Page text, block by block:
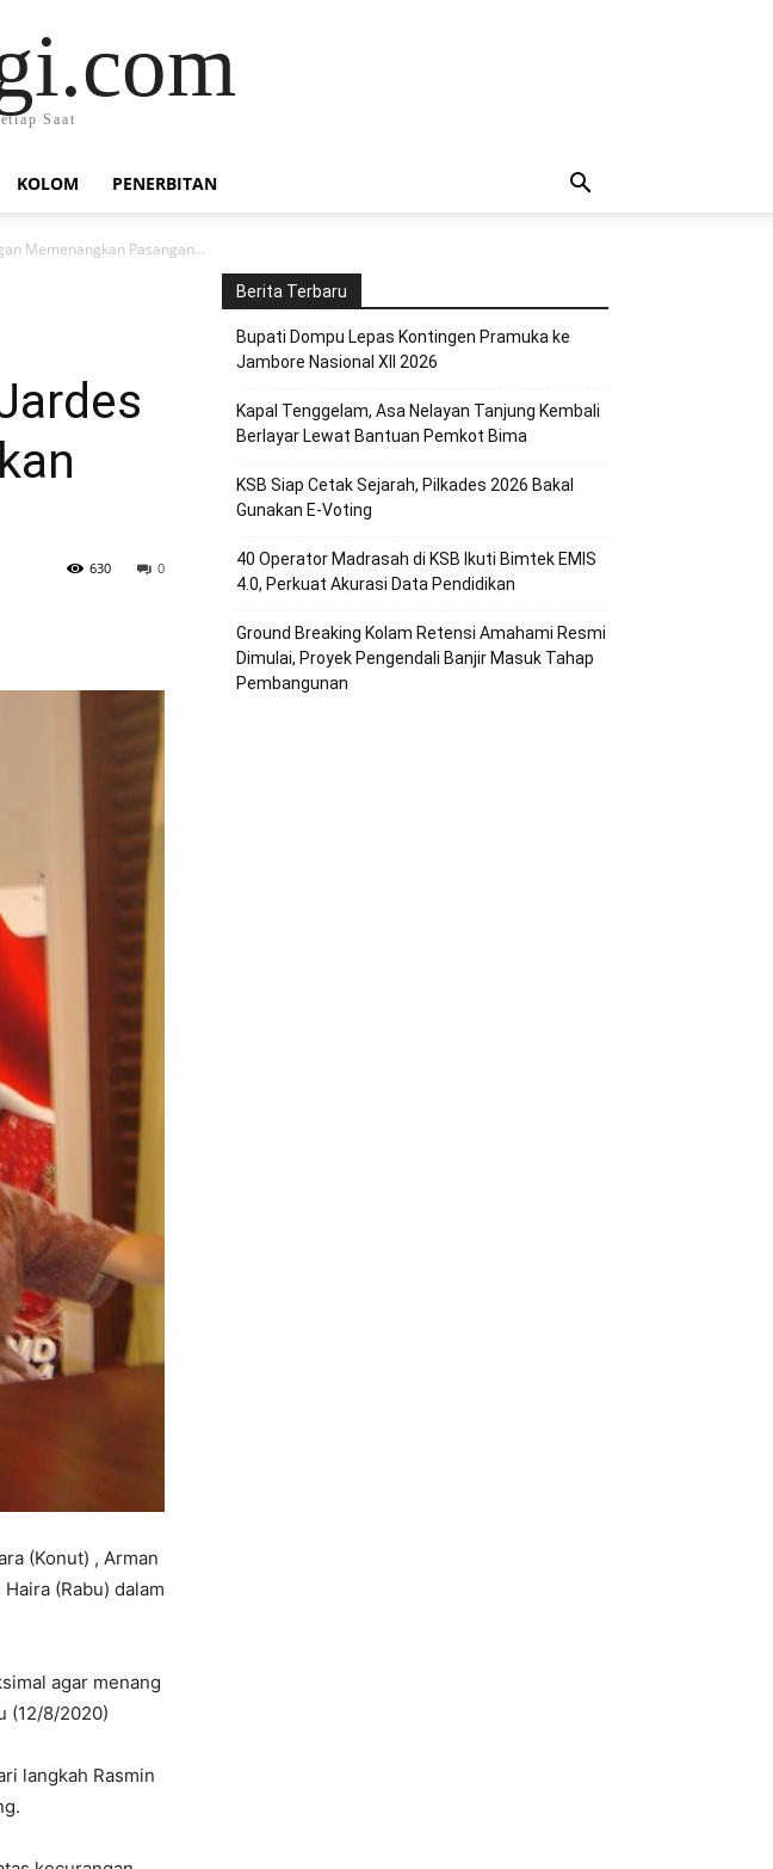
Saat
KOLOM PENERBITAN
Memenangkan Pasangan...
0
630
(Konut) , Arman
(Rabu) dalam
agar menang
(12/8/2020)
langkah Rasmin
Berita Terbaru
Bupati Dompu Lepas Kontingen Pramuka ke
Jambore Nasional XII 2026
Kapal Tenggelam, Asa Nelayan Tanjung Kembali
Berlayar Lewat Bantuan Pemkot Bima
KSB Siap Cetak Sejarah, Pilkades 2026 Bakal
Gunakan E-Voting
40 Operator Madrasah di KSB Ikuti Bimtek EMIS
4.0, Perkuat Akurasi Data Pendidikan
Ground Breaking Kolam Retensi Amahami Resmi
Dimulai, Proyek Pengendali Banjir Masuk Tahap
Pembangunan